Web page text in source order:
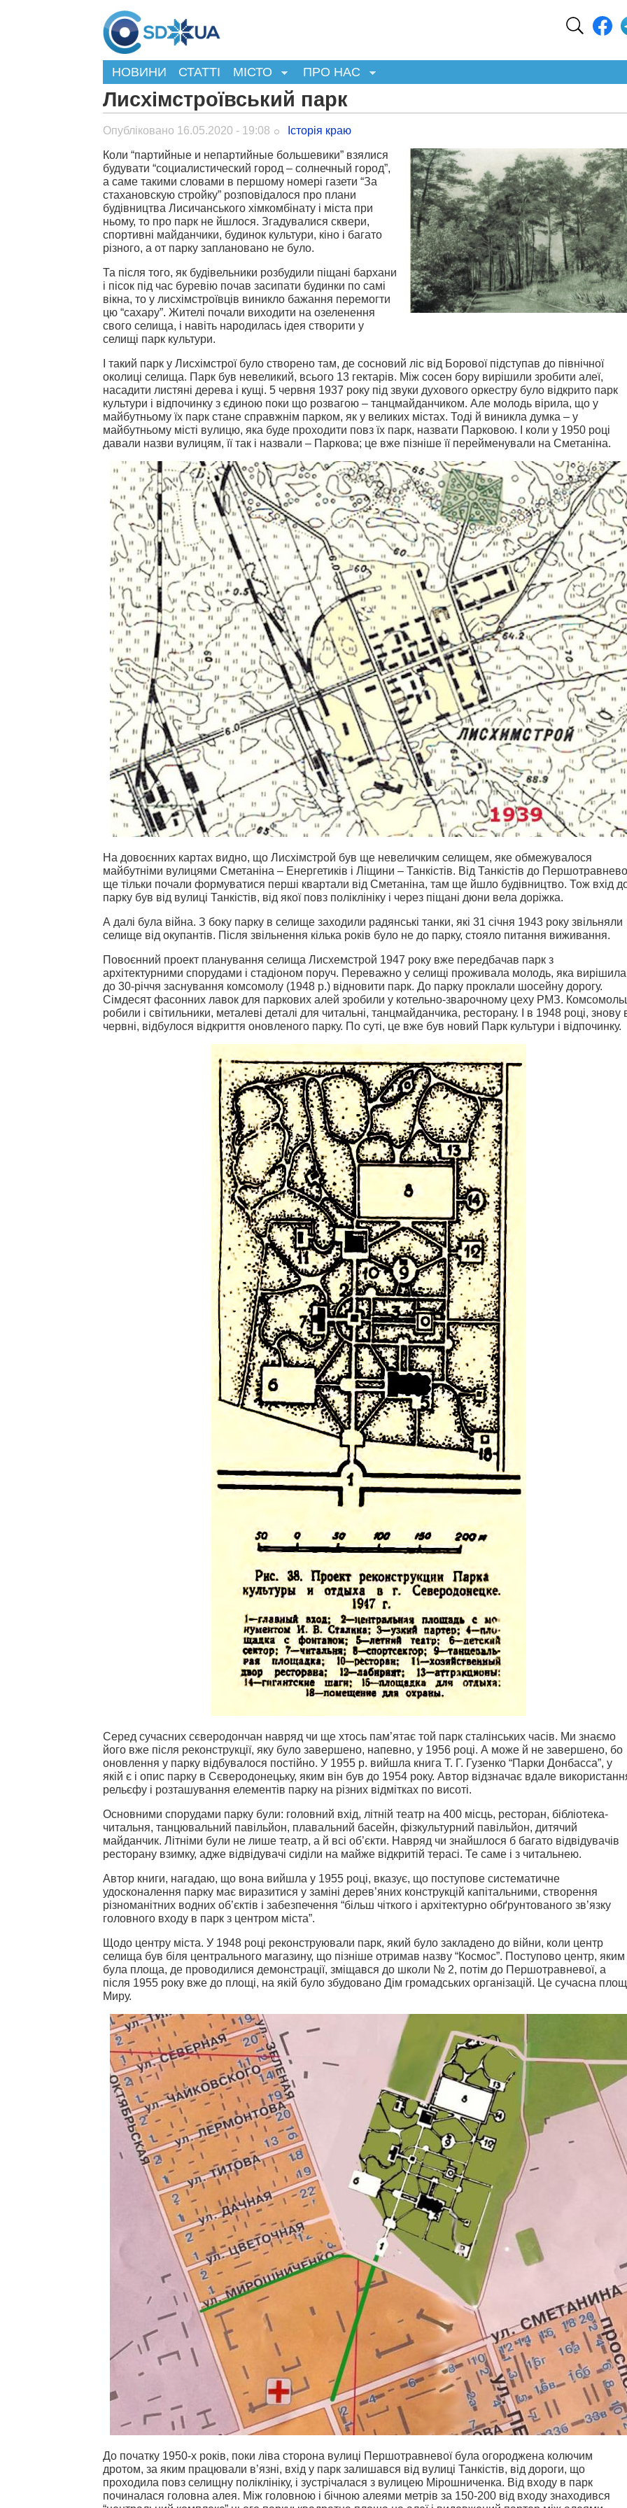
НОВИНИ СТАТТІ МІСТО ПРО НАС
Лисхімстроївський парк
Опубліковано 16.05.2020 - 19:08 Історія краю
Коли “партийные и непартийные большевики” взялися
будувати “социалистический город – солнечный город”,
а саме такими словами в першому номері газети “За
стахановскую стройку” розповідалося про плани
будівництва Лисичанського хімкомбінату і міста при
ньому, то про парк не йшлося. Згадувалися сквери,
спортивні майданчики, будинок культури, кіно і багато
різного, а от парку заплановано не було.
Та після того, як будівельники розбудили піщані бархани
і пісок під час буревію почав засипати будинки по самі
вікна, то у лисхімстроївців виникло бажання перемогти
цю “сахару”. Жителі почали виходити на озеленення
свого селища, і навіть народилась ідея створити у
селищі парк культури.
І такий парк у Лисхімстрої було створено там, де сосновий ліс від Борової підступав до північної
околиці селища. Парк був невеликий, всього 13 гектарів. Між сосен бору вирішили зробити алеї,
насадити листяні дерева і кущі. 5 червня 1937 року під звуки духового оркестру було відкрито парк
культури і відпочинку з єдиною поки що розвагою – танцмайданчиком. Але молодь вірила, що у
майбутньому їх парк стане справжнім парком, як у великих містах. Тоді й виникла думка – у
майбутньому місті вулицю, яка буде проходити повз їх парк, назвати Парковою. І коли у 1950 році
давали назви вулицям, її так і назвали – Паркова; це вже пізніше її перейменували на Сметаніна.
На довоєнних картах видно, що Лисхімстрой був ще невеличким селищем, яке обмежувалося
майбутніми вулицями Сметаніна – Енергетиків і Ліщини – Танкістів. Від Танкістів до
ще тільки почали формуватися перші квартали від Сметаніна, там ще йшло будівництво. Тож вхід
парку був від вулиці Танкістів, від якої повз поліклініку і через піщані дюни вела доріжка.
А далі була війна. З боку парку в селище заходили радянські танки, які 31 січня 1943 року звільняли
селище від окупантів. Після звільнення кілька років було не до парку, стояло питання виживання.
Повоєнний проект планування селища Лисхемстрой 1947 року вже передбачав парк з
архітектурними спорудами і стадіоном поруч. Переважно у селищі проживала молодь, яка вирішила
до 30-річчя заснування комсомолу (1948 р.) відновити парк. До парку проклали шосейну дорогу.
Сімдесят фасонних лавок для паркових алей зробили у котельно-зварочному цеху РМЗ.
робили і світильники, металеві деталі для читальні, танцмайданчика, ресторану. І в 1948 році, знову
червні, відбулося відкриття оновленого парку. По суті, це вже був новий Парк культури і відпочинку.
Серед сучасних сєверодончан навряд чи ще хтось пам’ятає той парк сталінських часів. Ми знаємо
його вже після реконструкції, яку було завершено, напевно, у 1956 році. А може й не завершено, бо
оновлення у парку відбувалося постійно. У 1955 р. вийшла книга Т. Г. Гузенко “Парки Донбасса”, у
якій є і опис парку в Сєверодонецьку, яким він був до 1954 року. Автор відзначає вдале
рельєфу і розташування елементів парку на різних відмітках по висоті.
Основними спорудами парку були: головний вхід, літній театр на 400 місць, ресторан, бібліотека-
читальня, танцювальний павільйон, плавальний басейн, фізкультурний павільйон, дитячий
майданчик. Літніми були не лише театр, а й всі об’єкти. Навряд чи знайшлося б багато відвідувачів
ресторану взимку, адже відвідувачі сиділи на майже відкритій терасі. Те саме і з читальнею.
Автор книги, нагадаю, що вона вийшла у 1955 році, вказує, що поступове систематичне
удосконалення парку має виразитися у заміні дерев’яних конструкцій капітальними, створення
різноманітних водних об’єктів і забезпечення “більш чіткого і архітектурно обґрунтованого зв’язку
головного входу в парк з центром міста”.
Щодо центру міста. У 1948 році реконструювали парк, який було закладено до війни, коли центр
селища був біля центрального магазину, що пізніше отримав назву “Космос”. Поступово центр, яким
була площа, де проводилися демонстрації, зміщався до школи № 2, потім до Першотравневої, а
після 1955 року вже до площі, на якій було збудовано Дім громадських організацій. Це сучасна
Миру.
До початку 1950-х років, поки ліва сторона вулиці Першотравневої була огороджена колючим
дротом, за яким працювали в’язні, вхід у парк залишався від вулиці Танкістів, від дороги, що
проходила повз селищну поліклініку, і зустрічалася з вулицею Мірошниченка. Від входу в парк
починалася головна алея. Між головною і бічною алеями метрів за 150-200 від входу знаходився